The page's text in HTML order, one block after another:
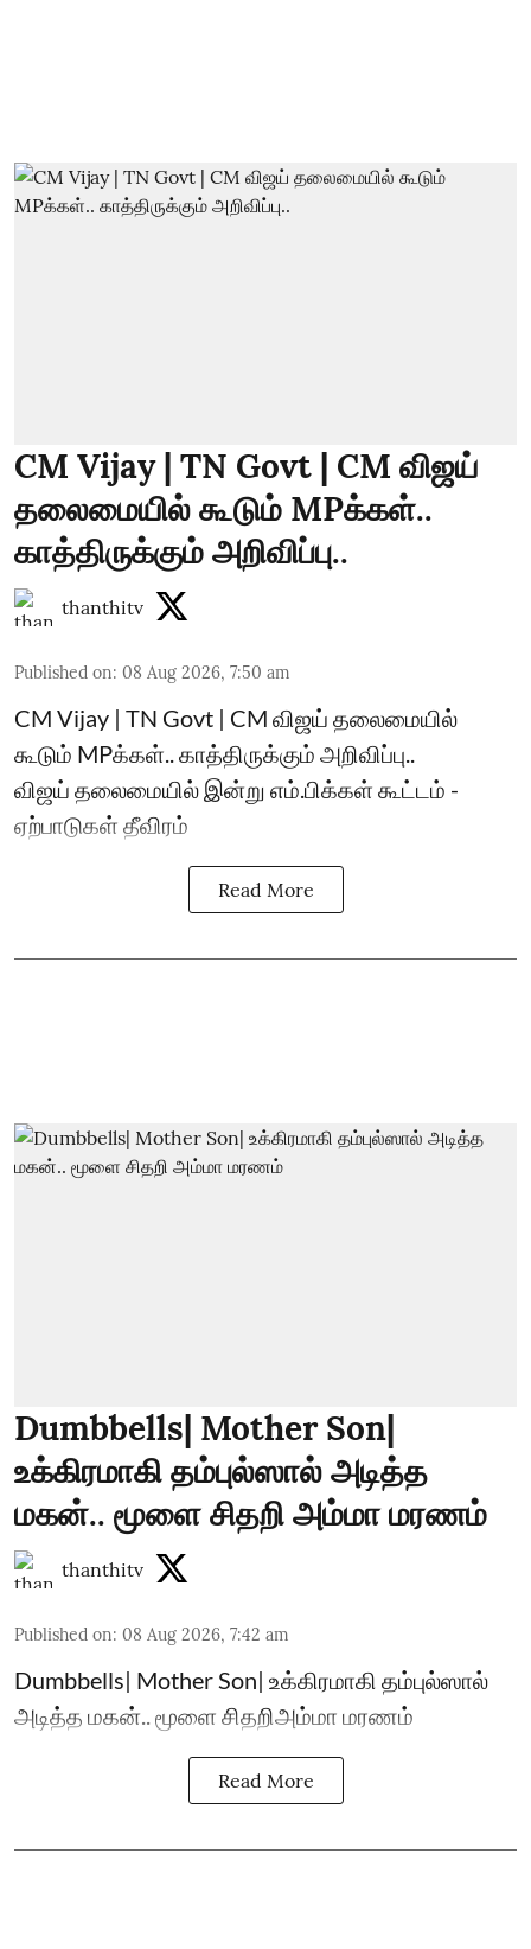
CM Vijay | TN Govt | CM விஜய்
தலைமையில் கூடும் MPக்கள்..
காத்திருக்கும் அறிவிப்பு..
thanthitv
Published on: 08 Aug 2026, 7:50 am
CM Vijay | TN Govt | CM விஜய் தலைமையில்
கூடும் MPக்கள்.. காத்திருக்கும் அறிவிப்பு..
விஜய் தலைமையில் இன்று எம்.பிக்கள் கூட்டம் -
ஏற்பாடுகள் தீவிரம்
Read More
Dumbbells| Mother Son|
உக்கிரமாகி தம்புல்ஸால் அடித்த
மகன்.. மூளை சிதறி அம்மா மரணம்
thanthitv
Published on: 08 Aug 2026, 7:42 am
Dumbbells| Mother Son| உக்கிரமாகி தம்புல்ஸால்
அடித்த மகன்.. மூளை சிதறிஅம்மா மரணம்
Read More